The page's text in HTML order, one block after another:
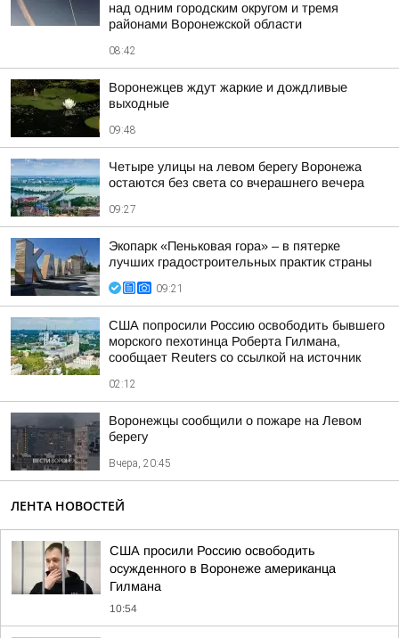
над одним городским округом и тремя
районами Воронежской области
08:42
Воронежцев ждут жаркие и дождливые
выходные
09:48
Четыре улицы на левом берегу Воронежа
остаются без света со вчерашнего вечера
09:27
Экопарк «Пеньковая гора» – в пятерке
лучших градостроительных практик страны
09:21
США попросили Россию освободить бывшего
морского пехотинца Роберта Гилмана,
сообщает Reuters со ссылкой на источник
02:12
Воронежцы сообщили о пожаре на Левом
берегу
Вчера, 20:45
ЛЕНТА НОВОСТЕЙ
США просили Россию освободить
осужденного в Воронеже американца
Гилмана
10:54